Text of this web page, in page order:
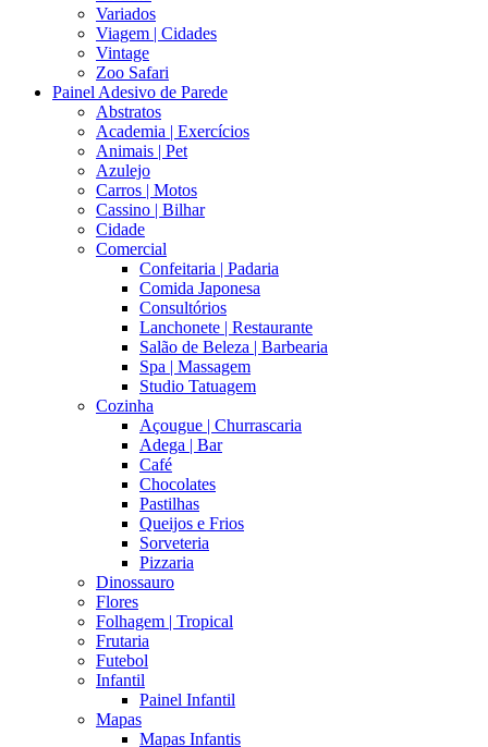
Variados
Viagem | Cidades
Vintage
Zoo Safari
Painel Adesivo de Parede
Abstratos
Academia | Exercícios
Animais | Pet
Azulejo
Carros | Motos
Cassino | Bilhar
Cidade
Comercial
Confeitaria | Padaria
Comida Japonesa
Consultórios
Lanchonete | Restaurante
Salão de Beleza | Barbearia
Spa | Massagem
Studio Tatuagem
Cozinha
Açougue | Churrascaria
Adega | Bar
Café
Chocolates
Pastilhas
Queijos e Frios
Sorveteria
Pizzaria
Dinossauro
Flores
Folhagem | Tropical
Frutaria
Futebol
Infantil
Painel Infantil
Mapas
Mapas Infantis